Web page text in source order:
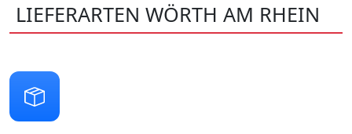
LIEFERARTEN WÖRTH AM RHEIN